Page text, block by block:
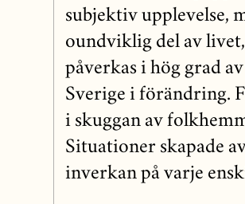
subjektiv upplevelse,
oundviklig del av
påverkas i hög grad
Sverige i förändring.
i skuggan av
Situationer skapade
inverkan på varje